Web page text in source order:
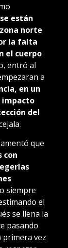
están
norte
la falta
el cuerpo
entró al
a
en un
impacto
del
que
con
siempre
el
se llena la
pasando
primera vez